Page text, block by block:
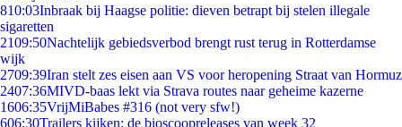
810:03Inbraak bij Haagse politie: dieven betrapt bij stelen illegale
sigaretten
2109:50Nachtelijk gebiedsverbod brengt rust terug in Rotterdamse
wijk
2709:39Iran stelt zes eisen aan VS voor heropening Straat van Hormuz
2407:36MIVD-baas lekt via Strava routes naar geheime kazerne
1606:35VrijMiBabes #316 (not very sfw!)
606:30Trailers kijken: de bioscoopreleases van week 32